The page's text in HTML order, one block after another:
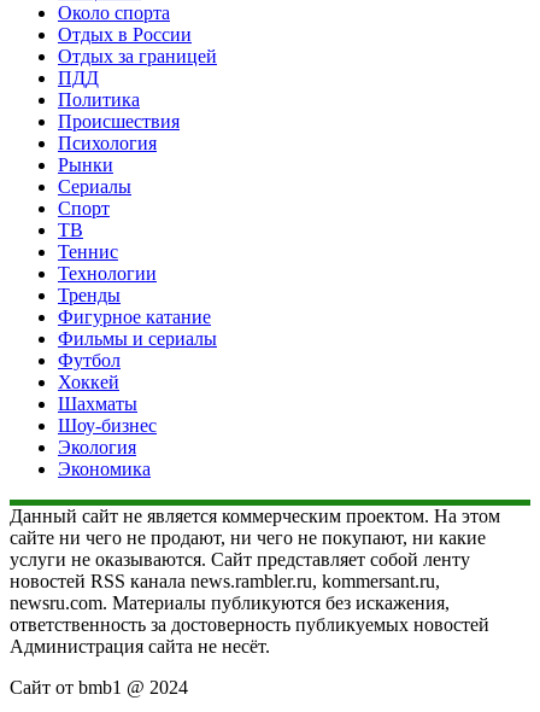
Около спорта
Отдых в России
Отдых за границей
ПДД
Политика
Происшествия
Психология
Рынки
Сериалы
Спорт
ТВ
Теннис
Технологии
Тренды
Фигурное катание
Фильмы и сериалы
Футбол
Хоккей
Шахматы
Шоу-бизнес
Экология
Экономика
Данный сайт не является коммерческим проектом. На этом
сайте ни чего не продают, ни чего не покупают, ни какие
услуги не оказываются. Сайт представляет собой ленту
новостей RSS канала news.rambler.ru, kommersant.ru,
newsru.com. Материалы публикуются без искажения,
ответственность за достоверность публикуемых новостей
Администрация сайта не несёт.
Сайт от bmb1 @ 2024